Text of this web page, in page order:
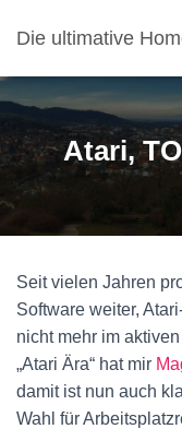
Die ultimative
Atari,
Seit vielen Jahren
Software weiter,
nicht mehr im
„Atari Ära“ hat mir
damit ist nun auch
Wahl für